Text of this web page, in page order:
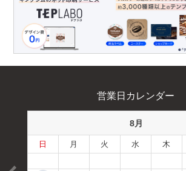
営業日カレンダー
8月
日 月 火 水 木